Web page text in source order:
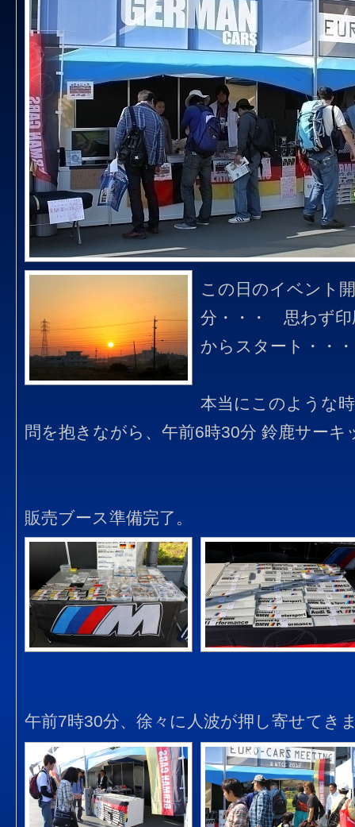
この日のイベント
分・・・ 思わず印
からスタート・・・
本当にこのような
問を抱きながら、午前6時30分 鈴鹿サーキ
販売ブース準備完了。
午前7時30分、徐々に人波が押し寄せてき